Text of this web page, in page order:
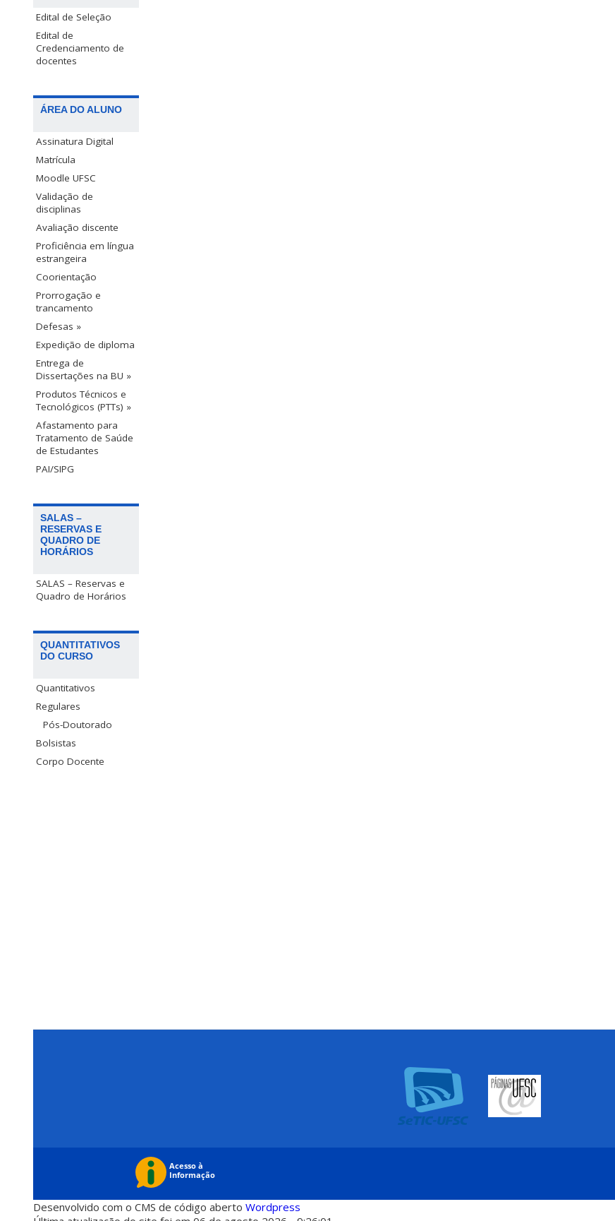
Edital de Seleção
Edital de
Credenciamento de
docentes
ÁREA DO ALUNO
Assinatura Digital
Matrícula
Moodle UFSC
Validação de
disciplinas
Avaliação discente
Proficiência em língua
estrangeira
Coorientação
Prorrogação e
trancamento
Defesas »
Expedição de diploma
Entrega de
Dissertações na BU »
Produtos Técnicos e
Tecnológicos (PTTs) »
Afastamento para
Tratamento de Saúde
de Estudantes
PAI/SIPG
SALAS –
RESERVAS E
QUADRO DE
HORÁRIOS
SALAS – Reservas e
Quadro de Horários
QUANTITATIVOS
DO CURSO
Quantitativos
Regulares
Pós-Doutorado
Bolsistas
Corpo Docente
Desenvolvido com o CMS de código aberto Wordpress